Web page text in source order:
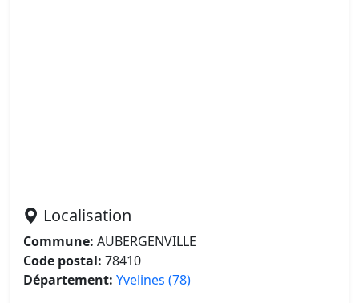
Localisation
Commune: AUBERGENVILLE
Code postal: 78410
Département: Yvelines (78)